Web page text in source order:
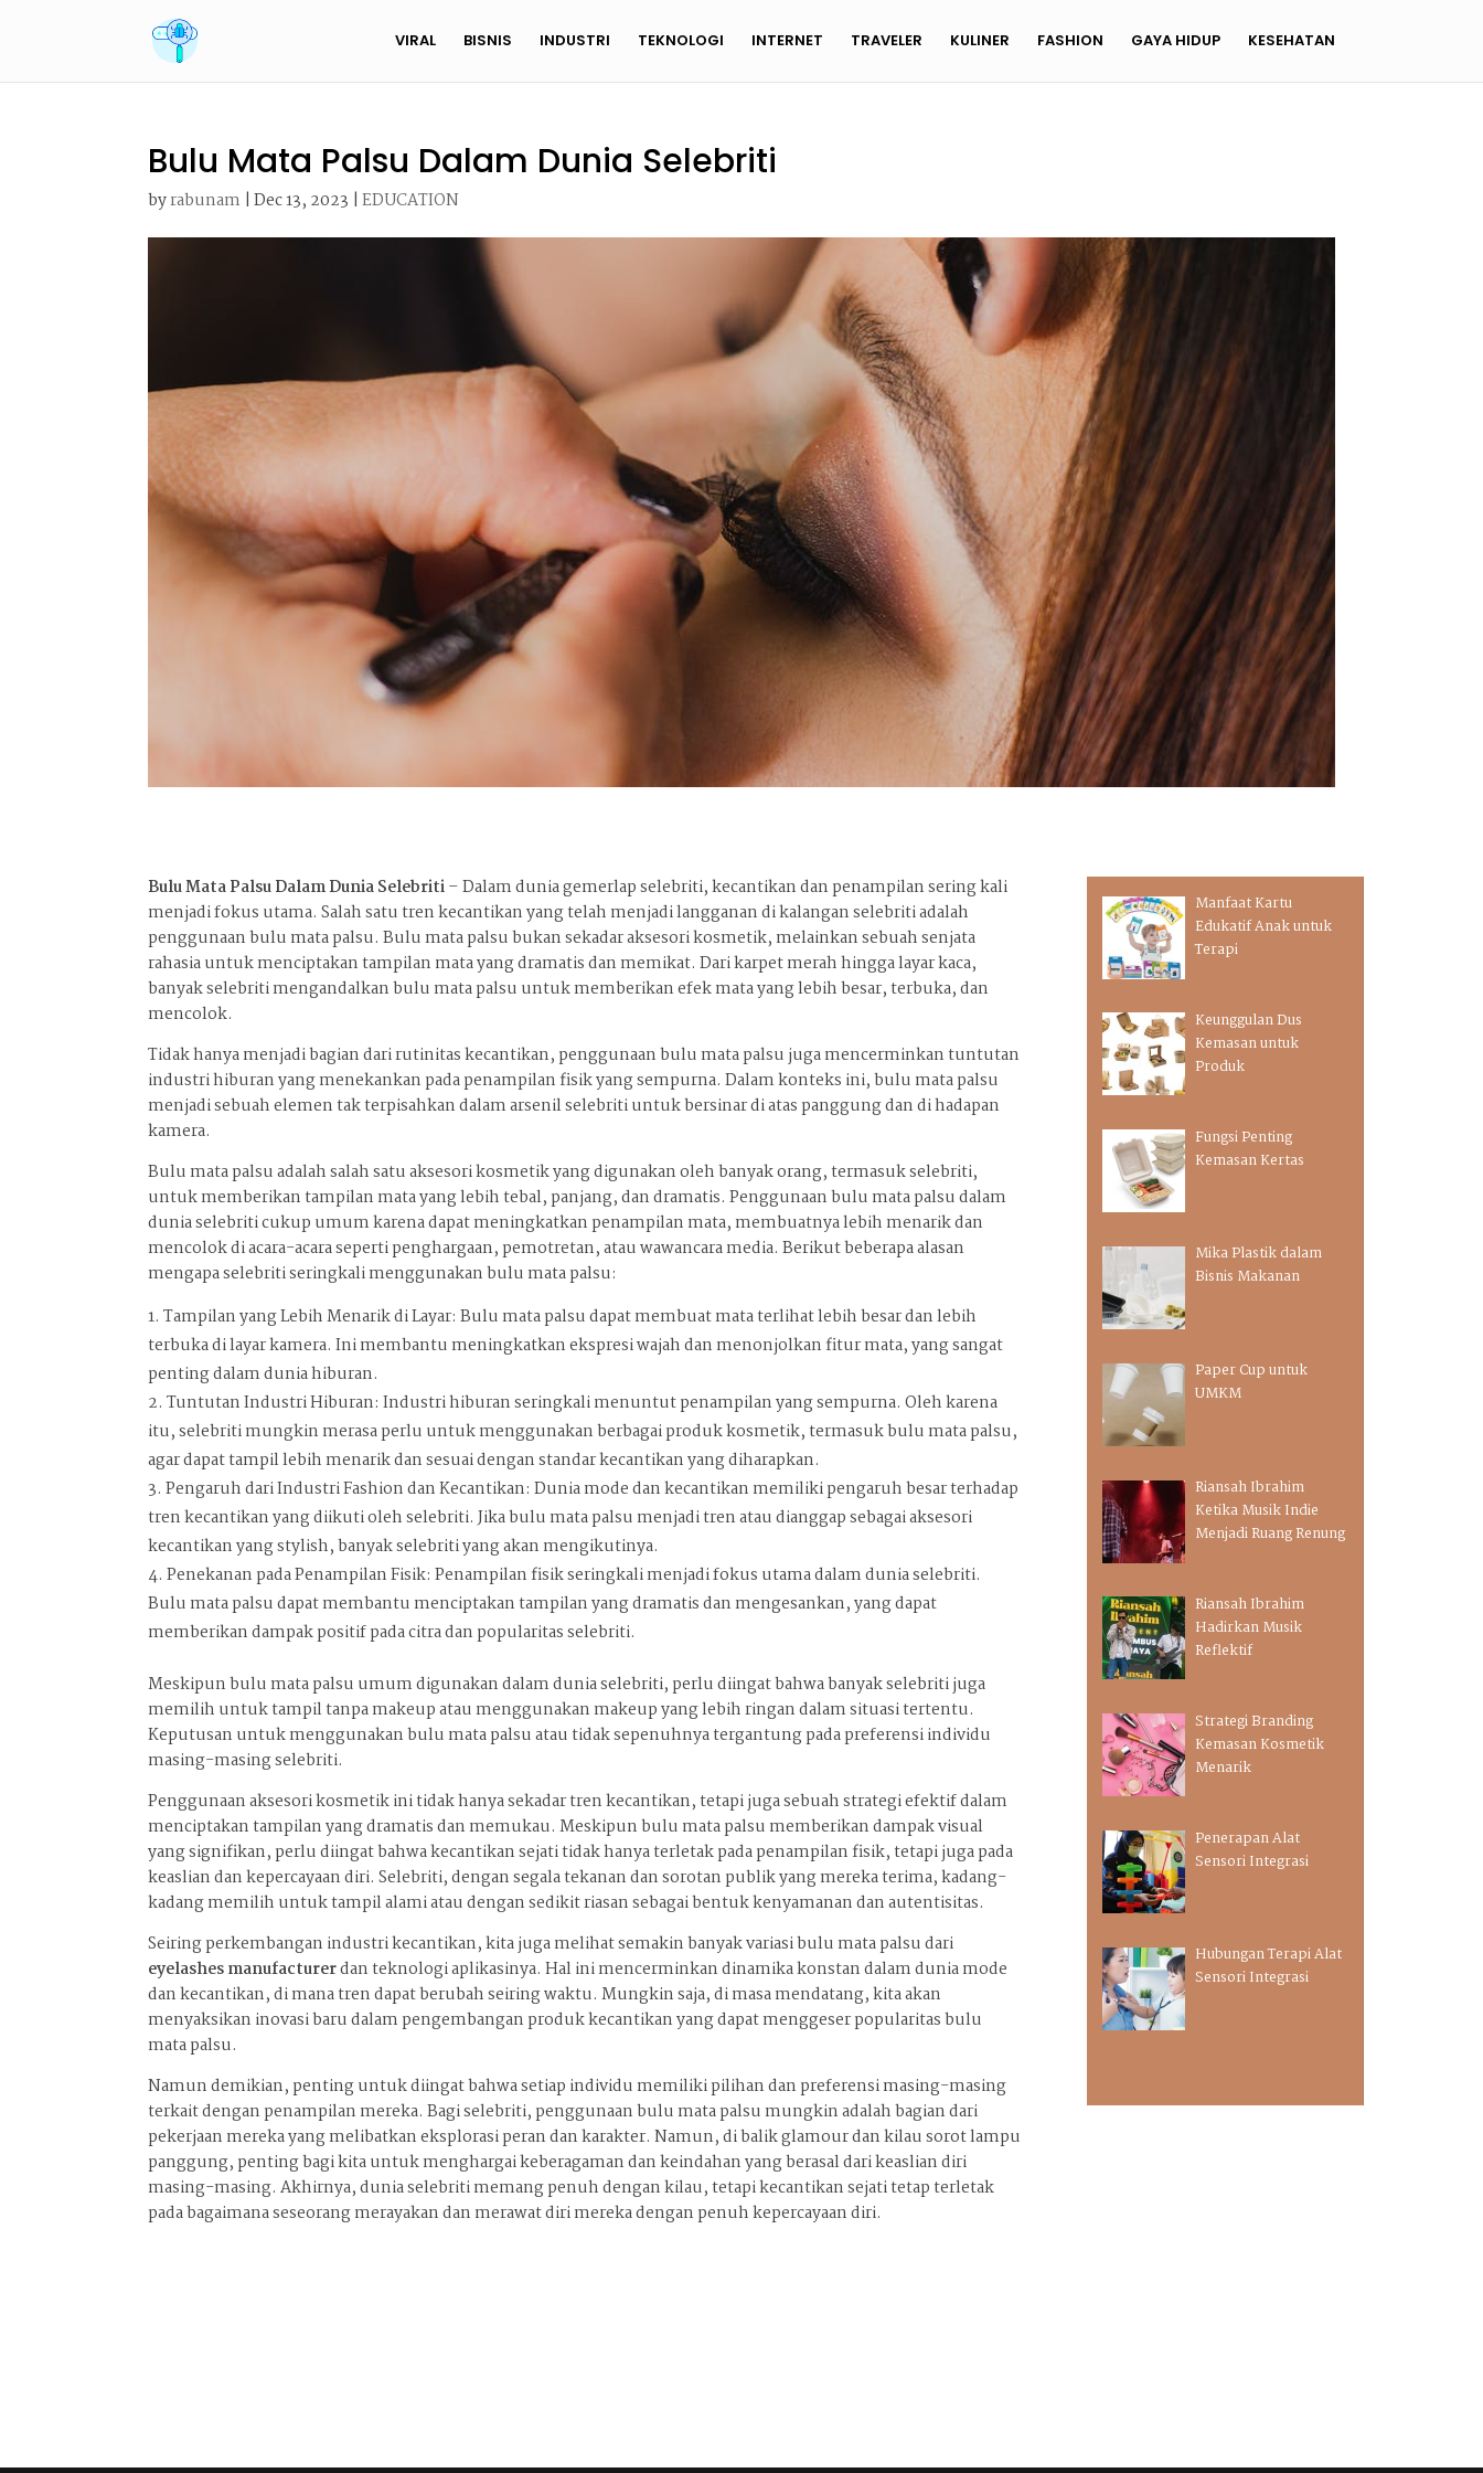
VIRAL BISNIS INDUSTRI TEKNOLOGI INTERNET TRAVELER KULINER FASHION GAYA HIDUP KESEHATAN
Bulu Mata Palsu Dalam Dunia Selebriti
byrabunam |Dec 13, 2023 |EDUCATION
Bulu Mata Palsu Dalam Dunia Selebriti– Dalam dunia gemerlap selebriti, kecantikan dan penampilan sering kali
menjadi fokus utama. Salah satu tren kecantikan yang telah menjadi langganan di kalangan selebriti adalah
penggunaan bulu mata palsu. Bulu mata palsu bukan sekadar aksesori kosmetik, melainkan sebuah senjata
rahasia untuk menciptakan tampilan mata yang dramatis dan memikat. Dari karpet merah hingga layar kaca,
banyak selebriti mengandalkan bulu mata palsu untuk memberikan efek mata yang lebih besar, terbuka, dan
mencolok.
Tidak hanya menjadi bagian dari rutinitas kecantikan, penggunaan bulu mata palsu juga mencerminkan tuntutan
industri hiburan yang menekankan pada penampilan fisik yang sempurna. Dalam konteks ini, bulu mata palsu
menjadi sebuah elemen tak terpisahkan dalam arsenil selebriti untuk bersinar di atas panggung dan di hadapan
kamera.
Bulu mata palsu adalah salah satu aksesori kosmetik yang digunakan oleh banyak orang, termasuk selebriti,
untuk memberikan tampilan mata yang lebih tebal, panjang, dan dramatis. Penggunaan bulu mata palsu dalam
dunia selebriti cukup umum karena dapat meningkatkan penampilan mata, membuatnya lebih menarik dan
mencolok di acara-acara seperti penghargaan, pemotretan, atau wawancara media. Berikut beberapa alasan
mengapa selebriti seringkali menggunakan bulu mata palsu:
Tampilan yang Lebih Menarik di Layar: Bulu mata palsu dapat membuat mata terlihat lebih besar dan lebih
terbuka di layar kamera. Ini membantu meningkatkan ekspresi wajah dan menonjolkan fitur mata, yang sangat
penting dalam dunia hiburan.
Tuntutan Industri Hiburan: Industri hiburan seringkali menuntut penampilan yang sempurna. Oleh karena
itu, selebriti mungkin merasa perlu untuk menggunakan berbagai produk kosmetik, termasuk bulu mata palsu,
agar dapat tampil lebih menarik dan sesuai dengan standar kecantikan yang diharapkan.
Pengaruh dari Industri Fashion dan Kecantikan: Dunia mode dan kecantikan memiliki pengaruh besar terhadap
tren kecantikan yang diikuti oleh selebriti. Jika bulu mata palsu menjadi tren atau dianggap sebagai aksesori
kecantikan yang stylish, banyak selebriti yang akan mengikutinya.
Penekanan pada Penampilan Fisik: Penampilan fisik seringkali menjadi fokus utama dalam dunia selebriti.
Bulu mata palsu dapat membantu menciptakan tampilan yang dramatis dan mengesankan, yang dapat
memberikan dampak positif pada citra dan popularitas selebriti.
Meskipun bulu mata palsu umum digunakan dalam dunia selebriti, perlu diingat bahwa banyak selebriti juga
memilih untuk tampil tanpa makeup atau menggunakan makeup yang lebih ringan dalam situasi tertentu.
Keputusan untuk menggunakan bulu mata palsu atau tidak sepenuhnya tergantung pada preferensi individu
masing-masing selebriti.
Penggunaan aksesori kosmetik ini tidak hanya sekadar tren kecantikan, tetapi juga sebuah strategi efektif dalam
menciptakan tampilan yang dramatis dan memukau. Meskipun bulu mata palsu memberikan dampak visual
yang signifikan, perlu diingat bahwa kecantikan sejati tidak hanya terletak pada penampilan fisik, tetapi juga pada
keaslian dan kepercayaan diri. Selebriti, dengan segala tekanan dan sorotan publik yang mereka terima, kadang-
kadang memilih untuk tampil alami atau dengan sedikit riasan sebagai bentuk kenyamanan dan autentisitas.
Seiring perkembangan industri kecantikan, kita juga melihat semakin banyak variasi bulu mata palsu dari
eyelashes manufacturerdan teknologi aplikasinya. Hal ini mencerminkan dinamika konstan dalam dunia mode
dan kecantikan, di mana tren dapat berubah seiring waktu. Mungkin saja, di masa mendatang, kita akan
menyaksikan inovasi baru dalam pengembangan produk kecantikan yang dapat menggeser popularitas bulu
mata palsu.
Namun demikian, penting untuk diingat bahwa setiap individu memiliki pilihan dan preferensi masing-masing
terkait dengan penampilan mereka. Bagi selebriti, penggunaan bulu mata palsu mungkin adalah bagian dari
pekerjaan mereka yang melibatkan eksplorasi peran dan karakter. Namun, di balik glamour dan kilau sorot lampu
panggung, penting bagi kita untuk menghargai keberagaman dan keindahan yang berasal dari keaslian diri
masing-masing. Akhirnya, dunia selebriti memang penuh dengan kilau, tetapi kecantikan sejati tetap terletak
pada bagaimana seseorang merayakan dan merawat diri mereka dengan penuh kepercayaan diri.
Manfaat Kartu
Edukatif Anak untuk
Terapi
Keunggulan Dus
Kemasan untuk
Produk
Fungsi Penting
Kemasan Kertas
Mika Plastik dalam
Bisnis Makanan
Paper Cup untuk
UMKM
Riansah Ibrahim
Ketika Musik Indie
Menjadi Ruang Renung
Riansah Ibrahim
Hadirkan Musik
Reflektif
Strategi Branding
Kemasan Kosmetik
Menarik
Penerapan Alat
Sensori Integrasi
Hubungan Terapi Alat
Sensori Integrasi